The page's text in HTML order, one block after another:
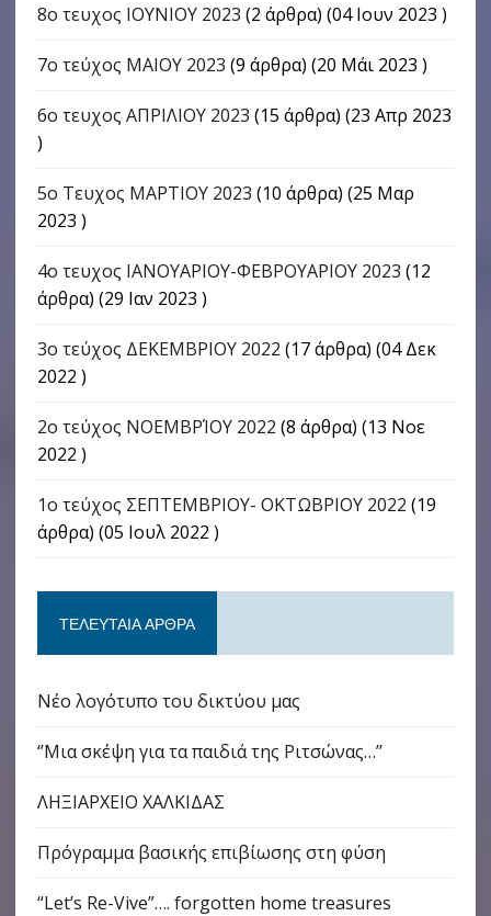
8ο τευχος ΙΟΥΝΙΟΥ 2023 (2 άρθρα) (04 Ιουν 2023 )
7ο τεύχος ΜΑΙΟΥ 2023 (9 άρθρα) (20 Μάι 2023 )
6ο τευχος ΑΠΡΙΛΙΟΥ 2023 (15 άρθρα) (23 Απρ 2023
)
5ο Τευχος ΜΑΡΤΙΟΥ 2023 (10 άρθρα) (25 Μαρ
2023 )
4o τευχος ΙΑΝΟΥΑΡΙΟΥ-ΦΕΒΡΟΥΑΡΙΟΥ 2023 (12
άρθρα) (29 Ιαν 2023 )
3ο τεύχος ΔΕΚΕΜΒΡΙΟΥ 2022 (17 άρθρα) (04 Δεκ
2022 )
2ο τεύχος ΝΟΕΜΒΡΊΟΥ 2022 (8 άρθρα) (13 Νοε
2022 )
1ο τεύχος ΣΕΠΤΕΜΒΡΙΟΥ- ΟΚΤΩΒΡΙΟΥ 2022 (19
άρθρα) (05 Ιουλ 2022 )
ΤΕΛΕΥΤΑΊΑ ΆΡΘΡΑ
Νέο λογότυπο του δικτύου μας
‘’Μια σκέψη για τα παιδιά της Ριτσώνας…’’
ΛΗΞΙΑΡΧΕΙΟ ΧΑΛΚΙΔΑΣ
Πρόγραμμα βασικής επιβίωσης στη φύση
“Let’s Re-Vive”…. forgotten home treasures